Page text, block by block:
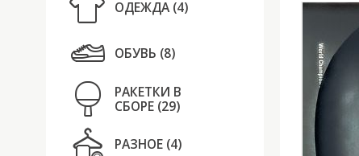
ОДЕЖДА (4)
ОБУВЬ (8)
РАКЕТКИ В
СБОРЕ (29)
РАЗНОЕ (4)